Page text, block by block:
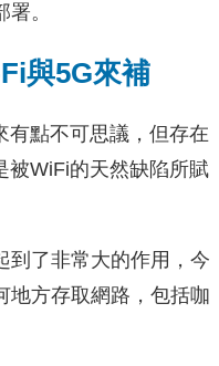
署。
與5G來補
有點不可思議，但存在
被WiFi的天然缺陷所賦
到了非常大的作用，今
地方存取網路，包括咖